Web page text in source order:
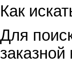
Как
Для